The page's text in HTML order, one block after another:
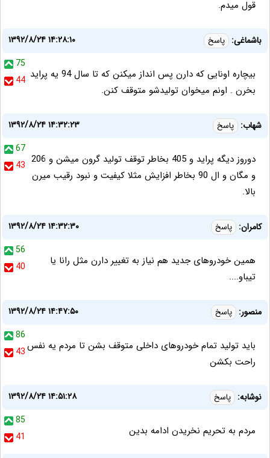
قول میدم.
باشماغی: پاسخ
۱۳۹۲/۸/۲۴ ۱۴:۲۸:۱۰
75
44 بیچاره اونایی که دارن پس انداز میکنن که تا سال 94 یه پراید
بخرن . اونم میخوان تولیدشو متوقف کنن.
شهاب: پاسخ
۱۳۹۲/۸/۲۴ ۱۴:۳۲:۲۳
67
43 دوروز دیگه پراید و 405 بخاطر توقف تولید گرون میشن و 206
و مگان و ال 90 بخاطر افزایش مثلا کیفیت و نبود رقیب میرن
بالا.
کامران: پاسخ
۱۳۹۲/۸/۲۴ ۱۴:۳۲:۳۰
56
40
همین خودروهای جدید هم نیاز به تغییر دارن مثل رانا یا
تیباو....
منصور: پاسخ
۱۳۹۲/۸/۲۴ ۱۴:۴۷:۵۰
86
43باید تولید تمام خودروهای داخلی متوقف بشن تا مردم یه نفس
راحت بکشن
نوشابه: پاسخ
۱۳۹۲/۸/۲۴ ۱۴:۵۱:۲۸
85
41
مردم به تحريم نخريدن ادامه بدين